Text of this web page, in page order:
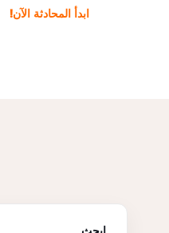
ابدأ المحادثة الآن!